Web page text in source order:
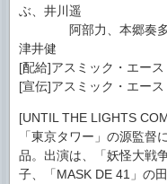
ぶ、井川遥
阿部力、本郷奏多、
津井健
[配給]アスミック・エース
[宣伝]アスミック・エース
[UNTIL THE LIGHTS
「東京タワー」の源監督
品。出演は、「妖怪大戦
子、「MASK DE 41」の